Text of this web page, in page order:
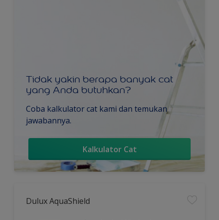
Tidak yakin berapa banyak cat
yang Anda butuhkan?
Coba kalkulator cat kami dan temukan
jawabannya.
Kalkulator Cat
Dulux AquaShield